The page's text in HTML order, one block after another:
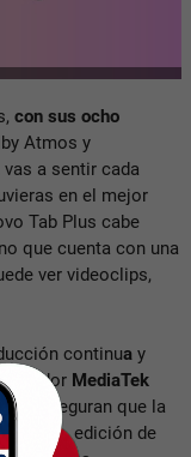
con sus ocho
Atmos y
a sentir cada
en el mejor
Tab Plus cabe
que cuenta con una
ver videoclips,
continua y
MediaTek
aseguran que la
música, edición de